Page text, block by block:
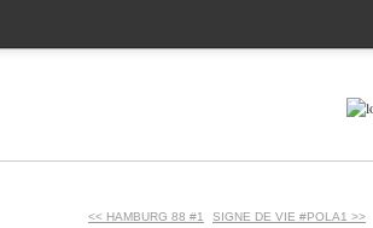
<< HAMBURG 88 #1 SIGNE DE VIE #POLA1 >>